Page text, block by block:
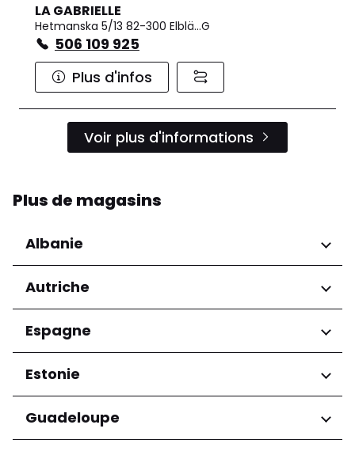
LA GABRIELLE
Hetmanska 5/13 82-300 Elblä…G
506 109 925
Plus d'infos
Voir plus d'informations
Plus de magasins
Albanie
Régions
Préfecture de Tirana
Autriche
Régions
Niederösterreich
Salzburg
Wien
Espagne
Régions
Andalucía
Estonie
Régions
Harju maakond
Guadeloupe